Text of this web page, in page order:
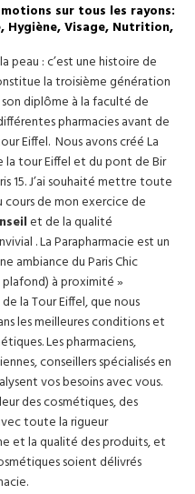
sur tous les rayons:
Hygiène, Visage, Nutrition,
peau : c’est une histoire de
la troisième génération
diplôme à la faculté de
pharmacies avant de
Eiffel. Nous avons créé La
la tourEiffelet du pont de Bir
15. J’ai souhaité mettre toute
de mon exercice de
et de la qualité
. La Parapharmacie est un
ambiance du Paris Chic
plafond) à proximité »
la Tour Eiffel, que nous
les meilleures conditions et
Les pharmaciens,
conseillers spécialisés en
vos besoins avec vous.
des cosmétiques, des
toute la rigueur
et la qualité des produits, et
soient délivrés